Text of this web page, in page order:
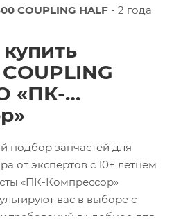
COUPLING HALF - 2 года
«ПК-
подбор запчастей для
от экспертов с 10+ летнем
«ПК-Компрессор»
вас в выборе с